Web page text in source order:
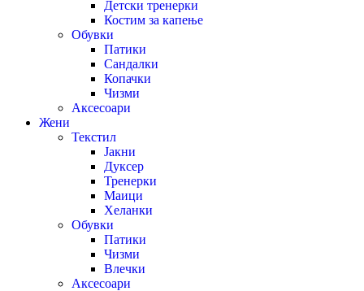
Детски тренерки
Костим за капење
Обувки
Патики
Сандалки
Копачки
Чизми
Аксесоари
Жени
Текстил
Јакни
Дуксер
Тренерки
Маици
Хеланки
Обувки
Патики
Чизми
Влечки
Аксесоари